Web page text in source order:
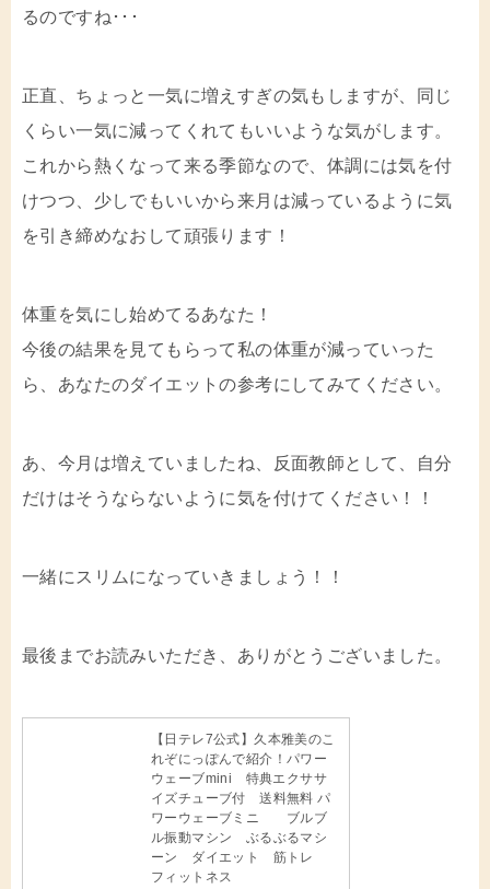
るのですね･･･
正直、ちょっと一気に増えすぎの気もしますが、同じ
くらい一気に減ってくれてもいいような気がします。
これから熱くなって来る季節なので、体調には気を付
けつつ、少しでもいいから来月は減っているように気
を引き締めなおして頑張ります！
体重を気にし始めてるあなた！
今後の結果を見てもらって私の体重が減っていった
ら、あなたのダイエットの参考にしてみてください。
あ、今月は増えていましたね、反面教師として、自分
だけはそうならないように気を付けてください！！
一緒にスリムになっていきましょう！！
最後までお読みいただき、ありがとうございました。
【日テレ7公式】久本雅美のこ
れぞにっぽんで紹介！パワー
ウェーブmini 特典エクササ
イズチューブ付 送料無料 パ
ワーウェーブミニ ブルブ
ル振動マシン ぶるぶるマシ
ーン ダイエット 筋トレ
フィットネス